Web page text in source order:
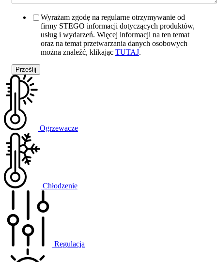
Wyrażam zgodę na regularne otrzymywanie od
firmy STEGO informacji dotyczących produktów,
usług i wydarzeń. Więcej informacji na ten temat
oraz na temat przetwarzania danych osobowych
można znaleźć, klikając TUTAJ.
Ogrzewacze
Chłodzenie
Regulacja